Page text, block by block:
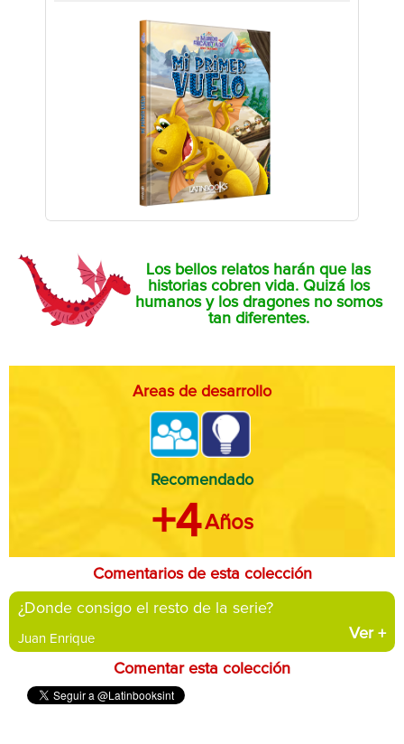
Los bellos relatos harán que las
historias cobren vida. Quizá los
humanos y los dragones no somos
tan diferentes.
Areas de desarrollo
Recomendado
+4Años
Comentarios de esta colección
¿Donde consigo el resto de la serie?
Ver +
Juan Enrique
Comentar esta colección